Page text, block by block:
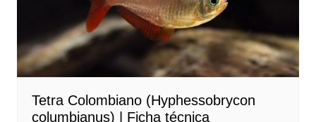
Tetra Colombiano (Hyphessobrycon
columbianus) | Ficha técnica